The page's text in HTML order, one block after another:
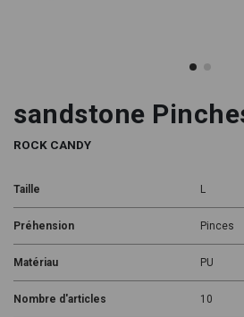
sandstone
ROCK CANDY
Taille L
Préhension Pinces
Matériau PU
Nombre d'articles 10